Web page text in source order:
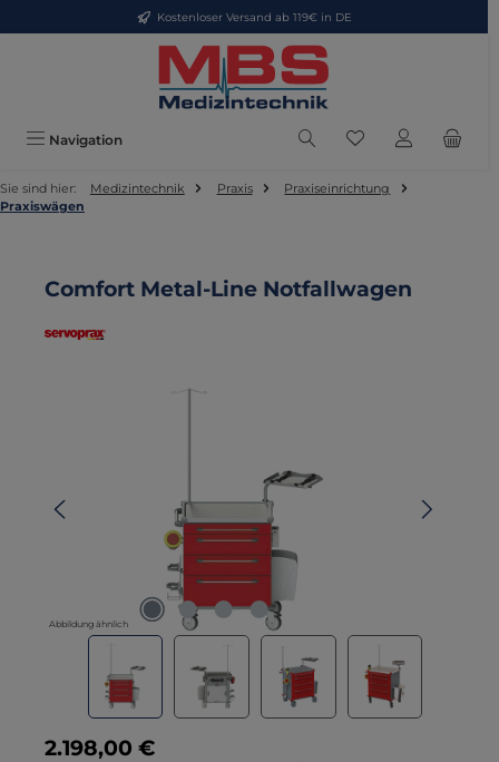
Zum Hauptinhalt springenKostenloser Versand ab 119€ in DE
Navigation Du hast 0
Sie sind hier: Medizintechnik Praxis
Praxiseinrichtung
Praxiswägen
Comfort Metal-Line Notfallwagen
Bildergalerie überspringen
Abbildung ähnlich
Regulärer Preis:
2.198,00 €